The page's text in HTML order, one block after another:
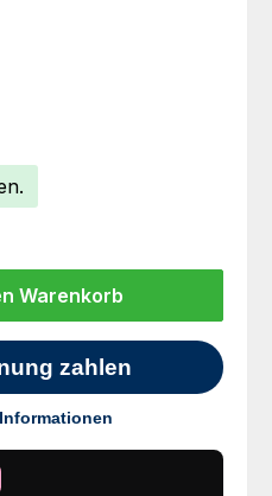
benutze die Schaltflächen
Warenkorb